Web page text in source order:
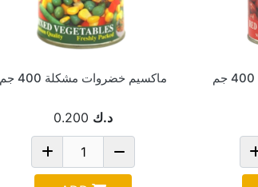
ماكسيم خضروات مشكلة 400 جم
د.ك 0.200